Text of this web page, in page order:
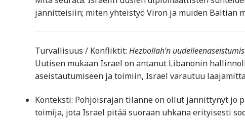
jännitteisiin; miten yhteistyö Viron ja muiden Baltian
Turvallisuus / Konfliktit: Hezbollah’n
Uutisen mukaan Israel on antanut Libanonin
aseistautumiseen ja toimiin, Israel varautuu
Konteksti: Pohjoisrajan tilanne on ollut jännittynyt jo
toimija, jota Israel pitää suoraan uhkana erityisesti